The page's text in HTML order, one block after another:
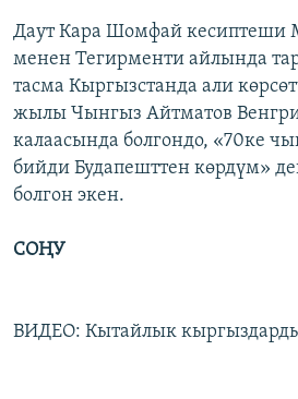
Даут Кара Шомфай кесиптеши
менен Тегирменти айлында
тасма Кыргызстанда али
жылы Чынгыз Айтматов
калаасында болгондо, «70ке
бийди Будапешттен көрдүм»
болгон экен.
СОҢУ
ВИДЕО: Кытайлык